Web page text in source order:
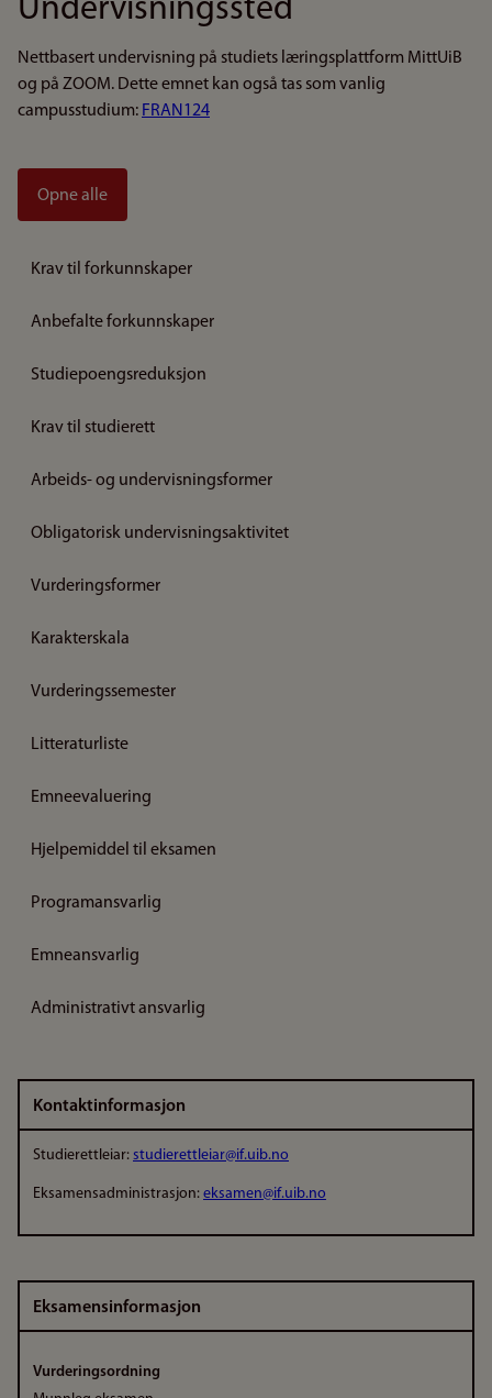
Undervisningssted
Nettbasert undervisning på studiets læringsplattform MittUiB
og på ZOOM. Dette emnet kan også tas som vanlig
campusstudium: FRAN124
Opne alle
Krav til forkunnskaper
Anbefalte forkunnskaper
Studiepoengsreduksjon
Krav til studierett
Arbeids- og undervisningsformer
Obligatorisk undervisningsaktivitet
Vurderingsformer
Karakterskala
Vurderingssemester
Litteraturliste
Emneevaluering
Hjelpemiddel til eksamen
Programansvarlig
Emneansvarlig
Administrativt ansvarlig
Kontaktinformasjon
Studierettleiar: studierettleiar@if.uib.no
Eksamensadministrasjon: eksamen@if.uib.no
Eksamensinformasjon
Vurderingsordning